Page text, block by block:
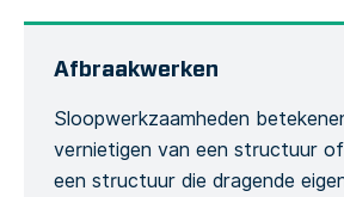
formaliseren. Het opnemen van
[…]
Afbraakwerken
Sloopwerkzaamheden
vernietigen van een structuur
een structuur die dragende